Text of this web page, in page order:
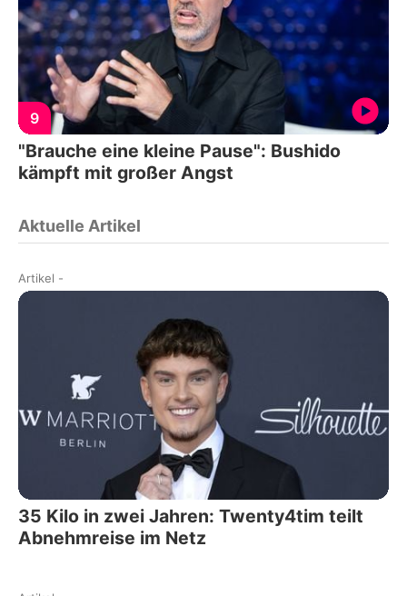
9
"Brauche eine kleine Pause": Bushido
kämpft mit großer Angst
Aktuelle Artikel
Artikel -
35 Kilo in zwei Jahren: Twenty4tim teilt
Abnehmreise im Netz